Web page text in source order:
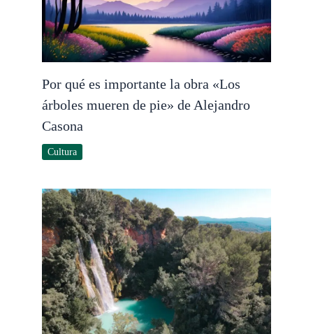
Por qué es importante la obra «Los
árboles mueren de pie» de Alejandro
Casona
Cultura